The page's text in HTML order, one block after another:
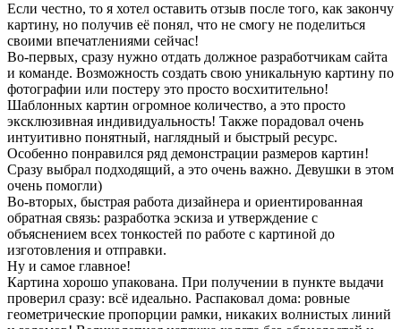
Если честно, то я хотел оставить отзыв после того, как закончу
картину, но получив её понял, что не смогу не поделиться
своими впечатлениями сейчас!
Во-первых, сразу нужно отдать должное разработчикам сайта
и команде. Возможность создать свою уникальную картину по
фотографии или постеру это просто восхитительно!
Шаблонных картин огромное количество, а это просто
эксклюзивная индивидуальность! Также порадовал очень
интуитивно понятный, наглядный и быстрый ресурс.
Особенно понравился ряд демонстрации размеров картин!
Сразу выбрал подходящий, а это очень важно. Девушки в этом
очень помогли)
Во-вторых, быстрая работа дизайнера и ориентированная
обратная связь: разработка эскиза и утверждение с
объяснением всех тонкостей по работе с картиной до
изготовления и отправки.
Ну и самое главное!
Картина хорошо упакована. При получении в пункте выдачи
проверил сразу: всё идеально. Распаковал дома: ровные
геометрические пропорции рамки, никаких волнистых линий